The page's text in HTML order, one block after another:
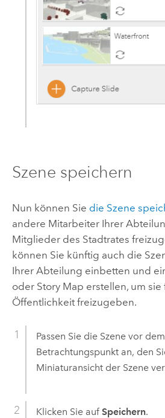
Szene speichern
Nun können Sie die Szene
andere Mitarbeiter Ihrer
Mitglieder des Stadtrates
können Sie künftig auch die
Ihrer Abteilung einbetten und
oder Story Map erstellen, um sie
Öffentlichkeit freizugeben.
Passen Sie die Szene vor
Betrachtungspunkt an, den
Miniaturansicht der Szene
Klicken Sie auf Speichern.